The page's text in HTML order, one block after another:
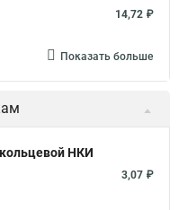
14,72 ₽
Показать больше
НКИ
3,07 ₽